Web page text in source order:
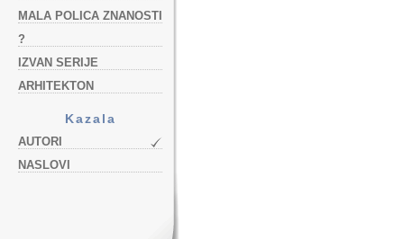
MALA POLICA ZNANOSTI
?
IZVAN SERIJE
ARHITEKTON
Kazala
AUTORI
NASLOVI